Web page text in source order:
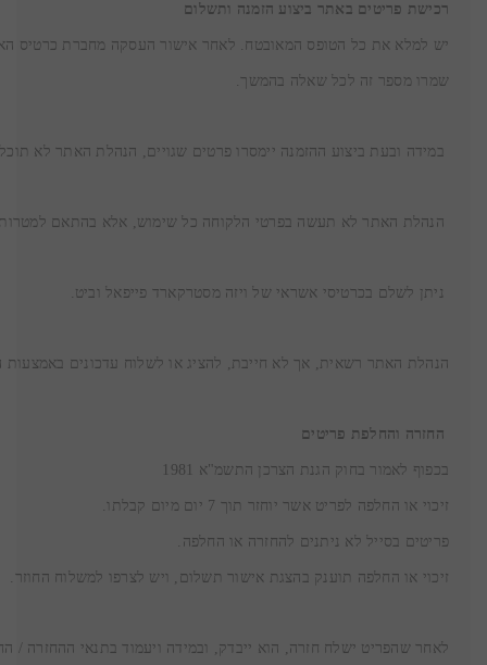
רכישת פריטים באתר ביצוע הזמנה ותשלום
שמרו מספר זה לכל שאלה בהמשך.
במידה ובעת ביצוע ההזמנה יימסרו פרטים שגויים, הנהלת האתר לא
הנהלת האתר לא תעשה בפרטי הלקוחה כל שימוש, אלא בהתאם
ניתן לשלם בכרטיסי אשראי של ויזה מסטרקארד פייפאל וביט.
הנהלת האתר רשאית, אך לא חייבת, להציג או לשלוח עדכונים באמצעות
החזרה והחלפת פריטים
בכפוף לאמור בחוק הגנת הצרכן התשמ"א 1981
זיכוי או החלפה לפריט אשר יוחזר תוך 7 יום מיום קבלתו.
פריטים בסייל לא ניתנים להחזרה או החלפה.
זיכוי או החלפה תוענק בהצגת אישור תשלום, ויש לצרפו למשלוח החוזר.
לאחר שהפריט ישלח חזרה, הוא ייבדק, ובמידה ויעמוד בתנאי ההחזרה /